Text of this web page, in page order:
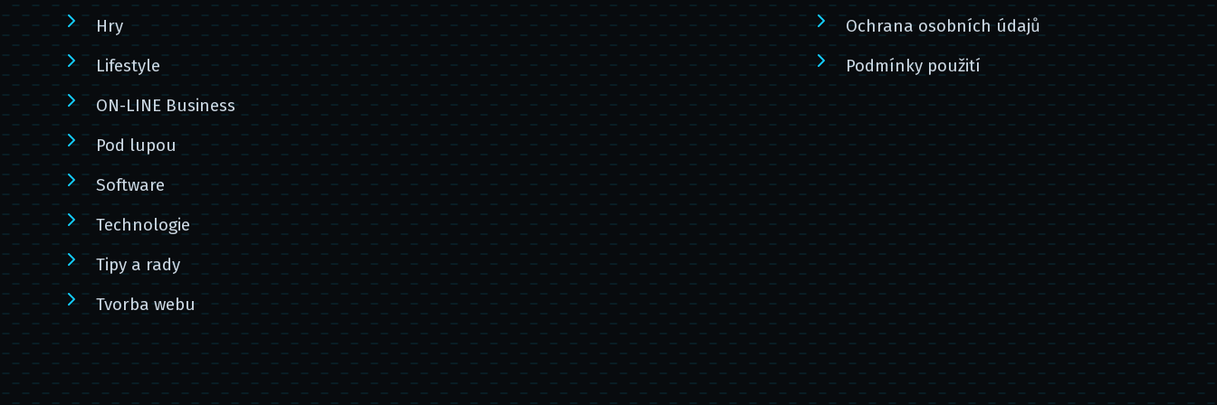
Hry
Lifestyle
ON-LINE Business
Pod lupou
Software
Technologie
Tipy a rady
Tvorba webu
Ochrana osobních údajů
Podmínky použití